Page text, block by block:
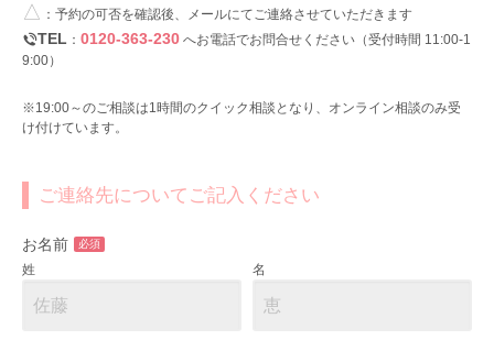
△ ：予約の可否を確認後、メールにてご連絡させていただきます
TEL ： 0120-363-230 へお電話でお問合せください（受付時間 11:00-1
9:00）
※19:00～のご相談は1時間のクイック相談となり、オンライン相談のみ受
け付けています。
ご連絡先についてご記入ください
お名前 必須
姓 名